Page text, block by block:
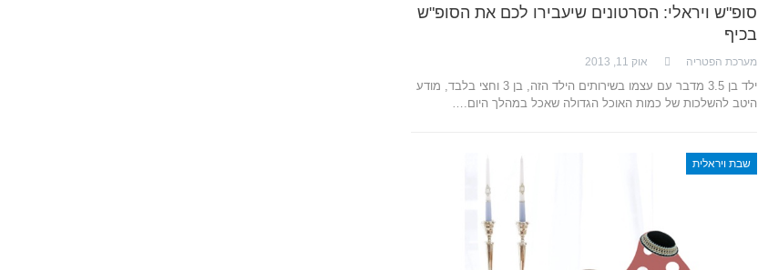
סופ"ש ויראלי: הסרטונים שיעבירו לכם את הסופ"ש
בכיף
מערכת הפטריה אוק 11, 2013
ילד בן 3.5 מדבר עם עצמו בשירותים הילד הזה, בן 3 וחצי בלבד, מודע
היטב להשלכות של כמות האוכל הגדולה שאכל במהלך היום.…
שבת ויראלית